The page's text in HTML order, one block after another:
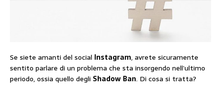
Se siete amanti del social Instagram, avrete sicuramente
sentito parlare di un problema che sta insorgendo nell’ultimo
periodo, ossia quello degli Shadow Ban. Di cosa si tratta?